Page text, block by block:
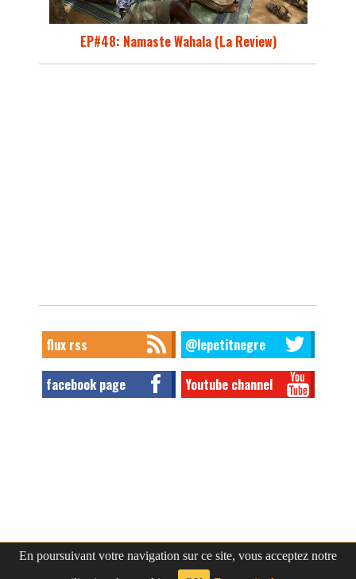
En poursuivant votre navigation sur ce site, vous acceptez notre
EP#48: Namaste Wahala (La Review)
flux rss @lepetitnegre
facebook page Youtube channel